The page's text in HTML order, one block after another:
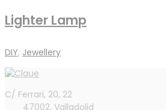
Lighter Lamp
DIY, Jewellery
C/ Ferrari, 20, 22
47002, Valladolid